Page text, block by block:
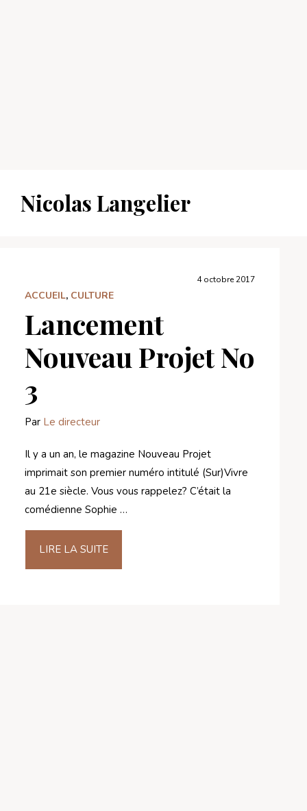
Nicolas Langelier
4 octobre 2017
ACCUEIL, CULTURE
Lancement
Nouveau Projet No
3
Par Le directeur
Il y a un an, le magazine Nouveau Projet
imprimait son premier numéro intitulé (Sur)Vivre
au 21e siècle. Vous vous rappelez? C’était la
comédienne Sophie …
LIRE LA SUITE